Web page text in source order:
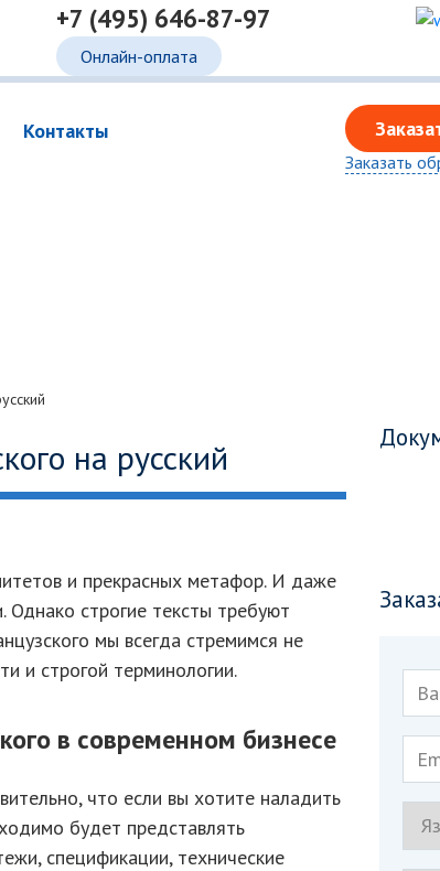
+7 (495) 646-87-97
Онлайн-оплата
Контакты
Заказать
на русский
и прекрасных метафор. И даже
Однако строгие тексты требуют
мы всегда стремимся не
и строгой терминологии.
в современном бизнесе
что если вы хотите наладить
будет представлять
спецификации, технические